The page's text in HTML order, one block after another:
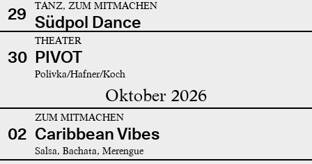
29 TANZ, ZUM MITMACHEN
Südpol Dance
30
THEATER
PIVOT
Polivka/Hafner/Koch
Oktober 2026
02
ZUM MITMACHEN
Caribbean Vibes
Salsa, Bachata, Merengue